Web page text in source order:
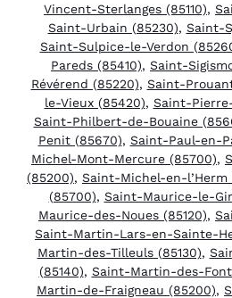
Vincent-Sterlanges (85110),
Saint-Urbain (85230), Saint-
Saint-Sulpice-le-Verdon
Pareds (85410), Saint-
Révérend (85220), Saint-
le-Vieux (85420), Saint-
Saint-Philbert-de-Bouaine
Penit (85670), Saint-Paul-en-
Michel-Mont-Mercure (85700),
(85200), Saint-Michel-en-l’Herm
(85700), Saint-Maurice-le-
Maurice-des-Noues (85120),
Saint-Martin-Lars-en-Sainte-
Martin-des-Tilleuls (85130),
(85140), Saint-Martin-des-
Martin-de-Fraigneau (85200),